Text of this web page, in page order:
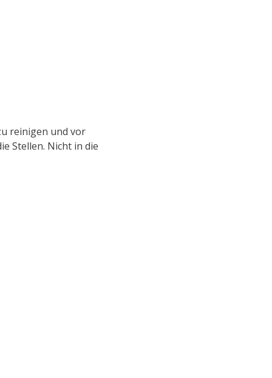
reinigen und vor
Stellen. Nicht in die